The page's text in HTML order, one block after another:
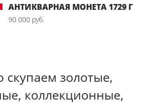
АНТИКВАРНАЯ МОНЕТА 1729 Г
90 000 руб.
золотые,
коллекционные,